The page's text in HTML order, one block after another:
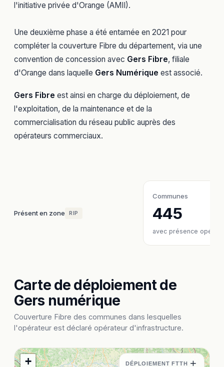
l'initiative privée d'Orange (AMII).
Une deuxième phase a été entamée en 2021 pour
compléter la couverture Fibre du département, via une
convention de concession avec Gers Fibre, filiale
d'Orange dans laquelle Gers Numérique est associé.
Gers Fibre est ainsi en charge du déploiement, de
l'exploitation, de la maintenance et de la
commercialisation du réseau public auprès des
opérateurs commerciaux.
Présent en zone RIP
Communes
445
avec présence
Carte de déploiement de
Gers numérique
Couverture Fibre des communes dans lesquelles
l'opérateur est déclaré opérateur d'infrastructure.
+ DÉPLOIEMENT FTTH +